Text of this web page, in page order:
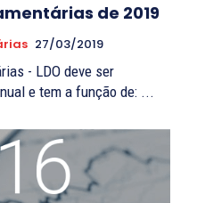
de 2019
27/03/2019
- LDO deve ser
compatível com o plano plurianual e tem a função de: ...